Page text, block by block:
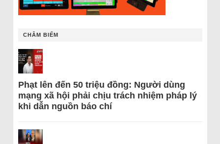
CHÂM BIẾM
Phạt lên đến 50 triệu đồng: Người dùng
mạng xã hội phải chịu trách nhiệm pháp lý
khi dẫn nguồn báo chí